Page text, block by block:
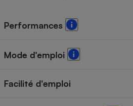
Performances
Mode d'emploi
Facilité d'emploi